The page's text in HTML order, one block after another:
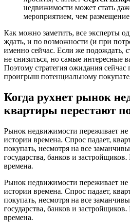
недвижимости может стать
мероприятием, чем размещение
Как можно заметить, все эксперты
ждать, и по возможности (и при
именно сейчас. Если же подождать,
не снизиться, но самые интересные
Поэтому стратегия ожидания сейчас
проигрыш потенциальному
Когда рухнет рынок
квартиры перестают
Рынок недвижимости переживает
истории времена. Спрос падает,
покупать, несмотря на все
государства, банков и
времена.
Рынок недвижимости переживает
истории времена. Спрос падает,
покупать, несмотря на все
государства, банков и
времена.